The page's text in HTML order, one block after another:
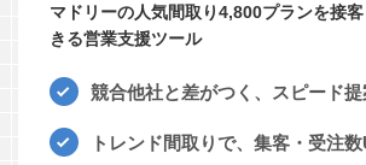
マドリーの人気間取り4,800プランを接
きる営業支援ツール
競合他社と差がつく、スピード提
トレンド間取りで、集客・受注